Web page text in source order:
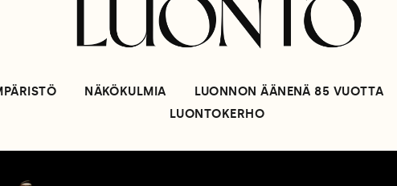
NÄKÖKULMIA
LUONNON ÄÄNENÄ 85 VUOTTA
LUONTOKERHO